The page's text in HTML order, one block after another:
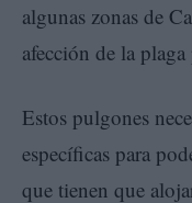
algunas zonas de
afección de la
Estos pulgones
específicas para
que tienen que